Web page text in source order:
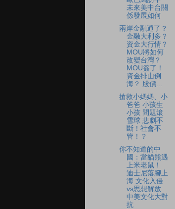
未來美中台關
係發展如何
兩岸金融通了？
金融大利多？
資金大行情？
MOU將如何
改變台灣？
MOU簽了！
資金排山倒
海？ 股價...
搶救小媽媽、小
爸爸 小孩生
小孩 問題滾
雪球 悲劇不
斷！社會不
管！？
你不知道的中
國：當貓熊遇
上米老鼠！
迪士尼落腳上
海 文化入侵
vs思想解放
中美文化大對
抗